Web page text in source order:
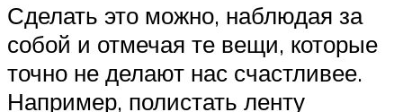
Сделать это можно, наблюдая за
собой и отмечая те вещи, которые
точно не делают нас счастливее.
Например, полистать ленту